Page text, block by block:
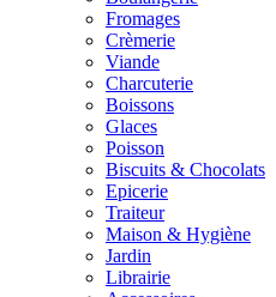
Fromages
Crèmerie
Viande
Charcuterie
Boissons
Glaces
Poisson
Biscuits & Chocolats
Epicerie
Traiteur
Maison & Hygiène
Jardin
Librairie